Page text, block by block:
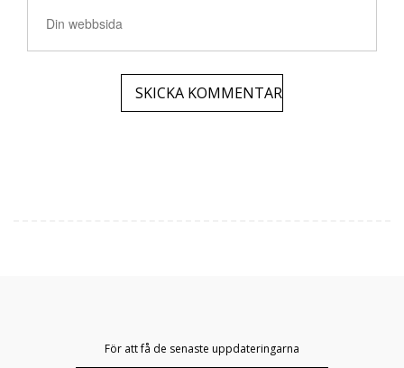
För att få de senaste uppdateringarna